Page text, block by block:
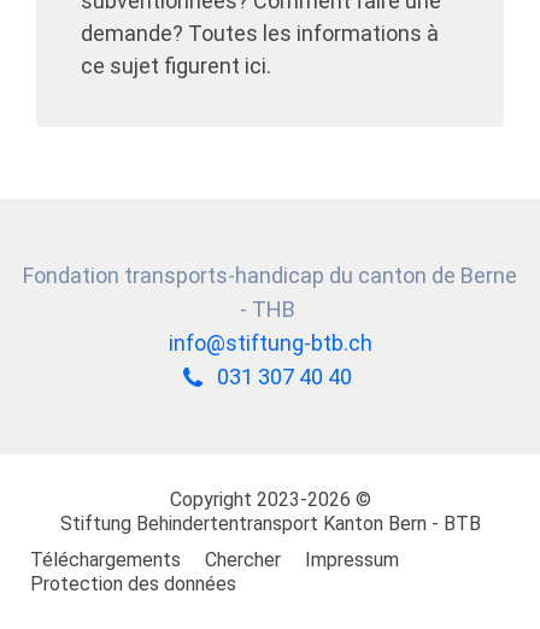
demande? Toutes les informations à
ce sujet figurent ici.
Fondation transports-handicap du canton de Berne
- THB
info@stiftung-btb.ch
031 307 40 40
Copyright 2023-2026 ©
Stiftung Behindertentransport Kanton Bern - BTB
Téléchargements
Chercher
Impressum
Protection des données